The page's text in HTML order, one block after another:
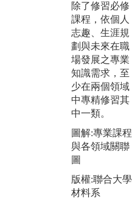
除了修習必修
課程，依個人
志趣、生涯規
劃與未來在職
場發展之專業
知識需求，至
少在兩個領域
中專精修習其
中一類。
圖解:專業課程
與各領域關聯
圖
版權:聯合大學
材料系